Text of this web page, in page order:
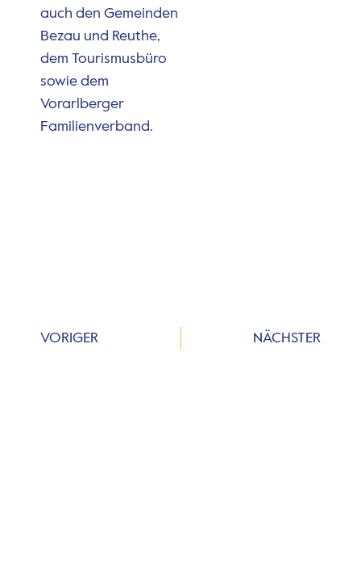
auch den Gemeinden
Bezau und Reuthe,
dem Tourismusbüro
sowie dem
Vorarlberger
Familienverband.
VORIGER NÄCHSTER